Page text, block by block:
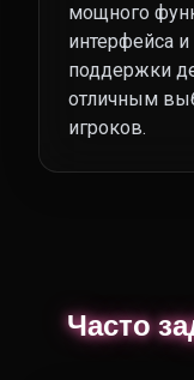
мощного
интерфейса
поддержки
отличным
игроков.
Часто